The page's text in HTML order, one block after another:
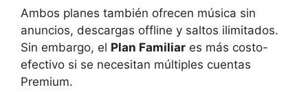
Ambos planes también ofrecen música sin
anuncios, descargas offline y saltos ilimitados.
Sin embargo, el Plan Familiar es más costo-
efectivo si se necesitan múltiples cuentas
Premium.